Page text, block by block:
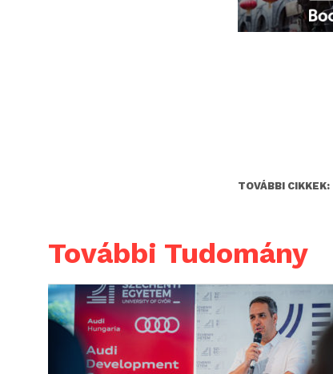
TOVÁBBI CIKKEK:
További Tudomány